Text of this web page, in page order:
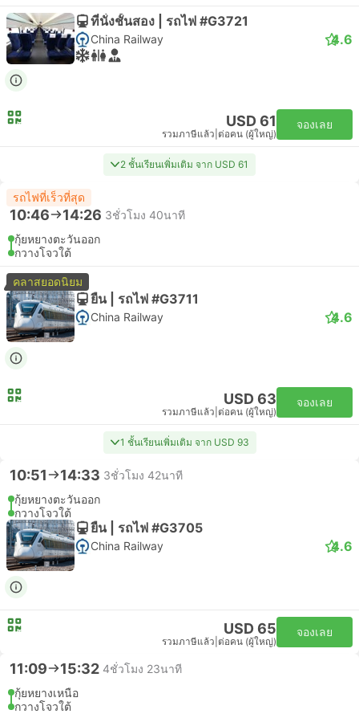
ที่นั่งชั้นสอง | รถไฟ #G3721
China Railway 4.6
USD 61
รวมภาษีแล้ว ต่อคน (ผู้ใหญ่)
จองเลย
2 ชั้นเรียนเพิ่มเติม จาก USD 61
รถไฟที่เร็วที่สุด
10:46 14:26 3ชั่วโมง 40นาที
กุ้ยหยางตะวันออก
กวางโจวใต้
คลาสยอดนิยม
ยืน | รถไฟ #G3711
China Railway 4.6
USD 63
รวมภาษีแล้ว ต่อคน (ผู้ใหญ่)
จองเลย
1 ชั้นเรียนเพิ่มเติม จาก USD 93
10:51 14:33 3ชั่วโมง 42นาที
กุ้ยหยางตะวันออก
กวางโจวใต้
ยืน | รถไฟ #G3705
China Railway 4.6
USD 65
รวมภาษีแล้ว ต่อคน (ผู้ใหญ่)
จองเลย
11:09 15:32 4ชั่วโมง 23นาที
กุ้ยหยางเหนือ
กวางโจวใต้